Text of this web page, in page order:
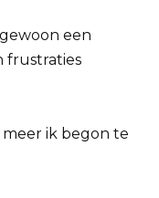
een
frustraties
meer ik begon te